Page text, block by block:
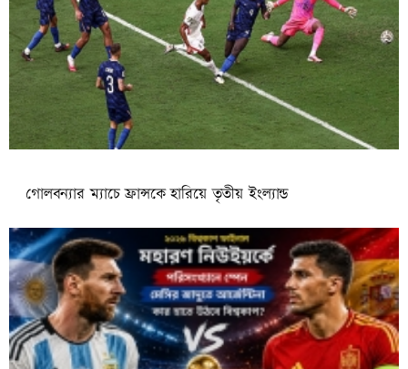
গোলবন্যার ম্যাচে ফ্রান্সকে হারিয়ে তৃতীয় ইংল্যান্ড